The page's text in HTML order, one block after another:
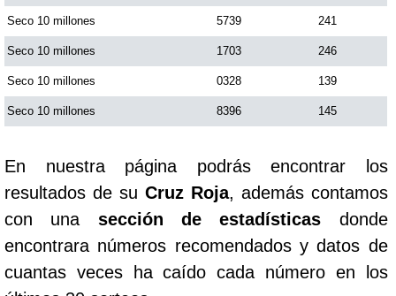
Seco 10 millones 5739 241
Seco 10 millones 1703 246
Seco 10 millones 0328 139
Seco 10 millones 8396 145
En nuestra página podrás encontrar los
resultados de su Cruz Roja, además contamos
con una sección de estadísticas donde
encontrara números recomendados y datos de
cuantas veces ha caído cada número en los